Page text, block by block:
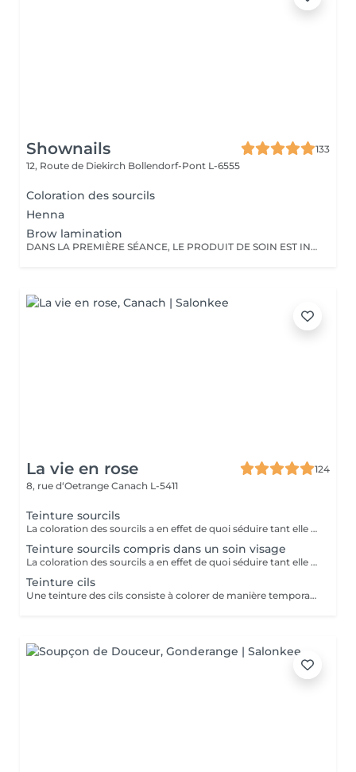
Shownails
133
12, Route de Diekirch Bollendorf-Pont L-6555
Coloration des sourcils
Henna
Brow lamination
DANS LA PREMIÈRE SÉANCE, LE PRODUIT DE SOIN EST INCLUS
La vie en rose
124
8, rue d‘Oetrange Canach L-5411
Teinture sourcils
La coloration des sourcils a en effet de quoi séduire tant elle met les yeux en valeur : elle permet, avec un temps de pose très court, de définir une jolie ligne et de créer une impression de sourcils fournis, à la couleur intense, le tout pour une tenue d'environ trois semaines.
Teinture sourcils compris dans un soin visage
La coloration des sourcils a en effet de quoi séduire tant elle met les yeux en valeur : elle permet, avec un temps de pose très court, de définir une jolie ligne et de créer une impression de sourcils fournis, à la couleur intense, le tout pour une tenue d'environ trois semaines.
Teinture cils
Une teinture des cils consiste à colorer de manière temporaire, entre 3 semaines à un mois, les cils tout en les gainant afin de faire ressortir leur couleur sans utiliser de maquillage. (Une teinture pour les cils ne peut cependant pas reproduire les effets d un mascara volume ou ayant pour but d allonger les cils. Dans ce cas, il est recommandé d appliquer du mascara sur les cils par-dessus la teinture pour les cils.)